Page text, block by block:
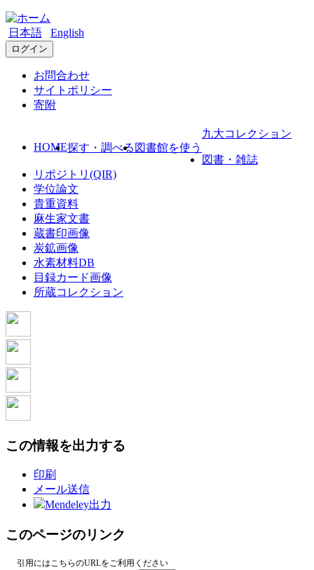
日本語 English
ログイン
お問合わせ
サイトポリシー
寄附
HOME探す・調べる 図書館を使う
九大コレクション
図書・雑誌
リポジトリ(QIR)
学位論文
貴重資料
麻生家文書
蔵書印画像
炭鉱画像
水素材料DB
目録カード画像
所蔵コレクション
この情報を出力する
印刷
メール送信
Mendeley出力
このページのリンク
引用にはこちらのURLをご利用ください